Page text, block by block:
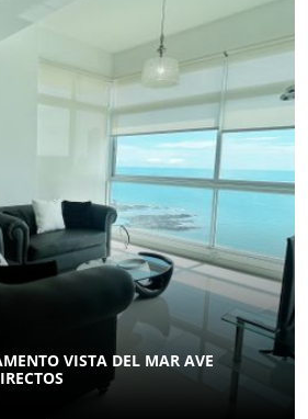
VISTA DEL MAR AVE